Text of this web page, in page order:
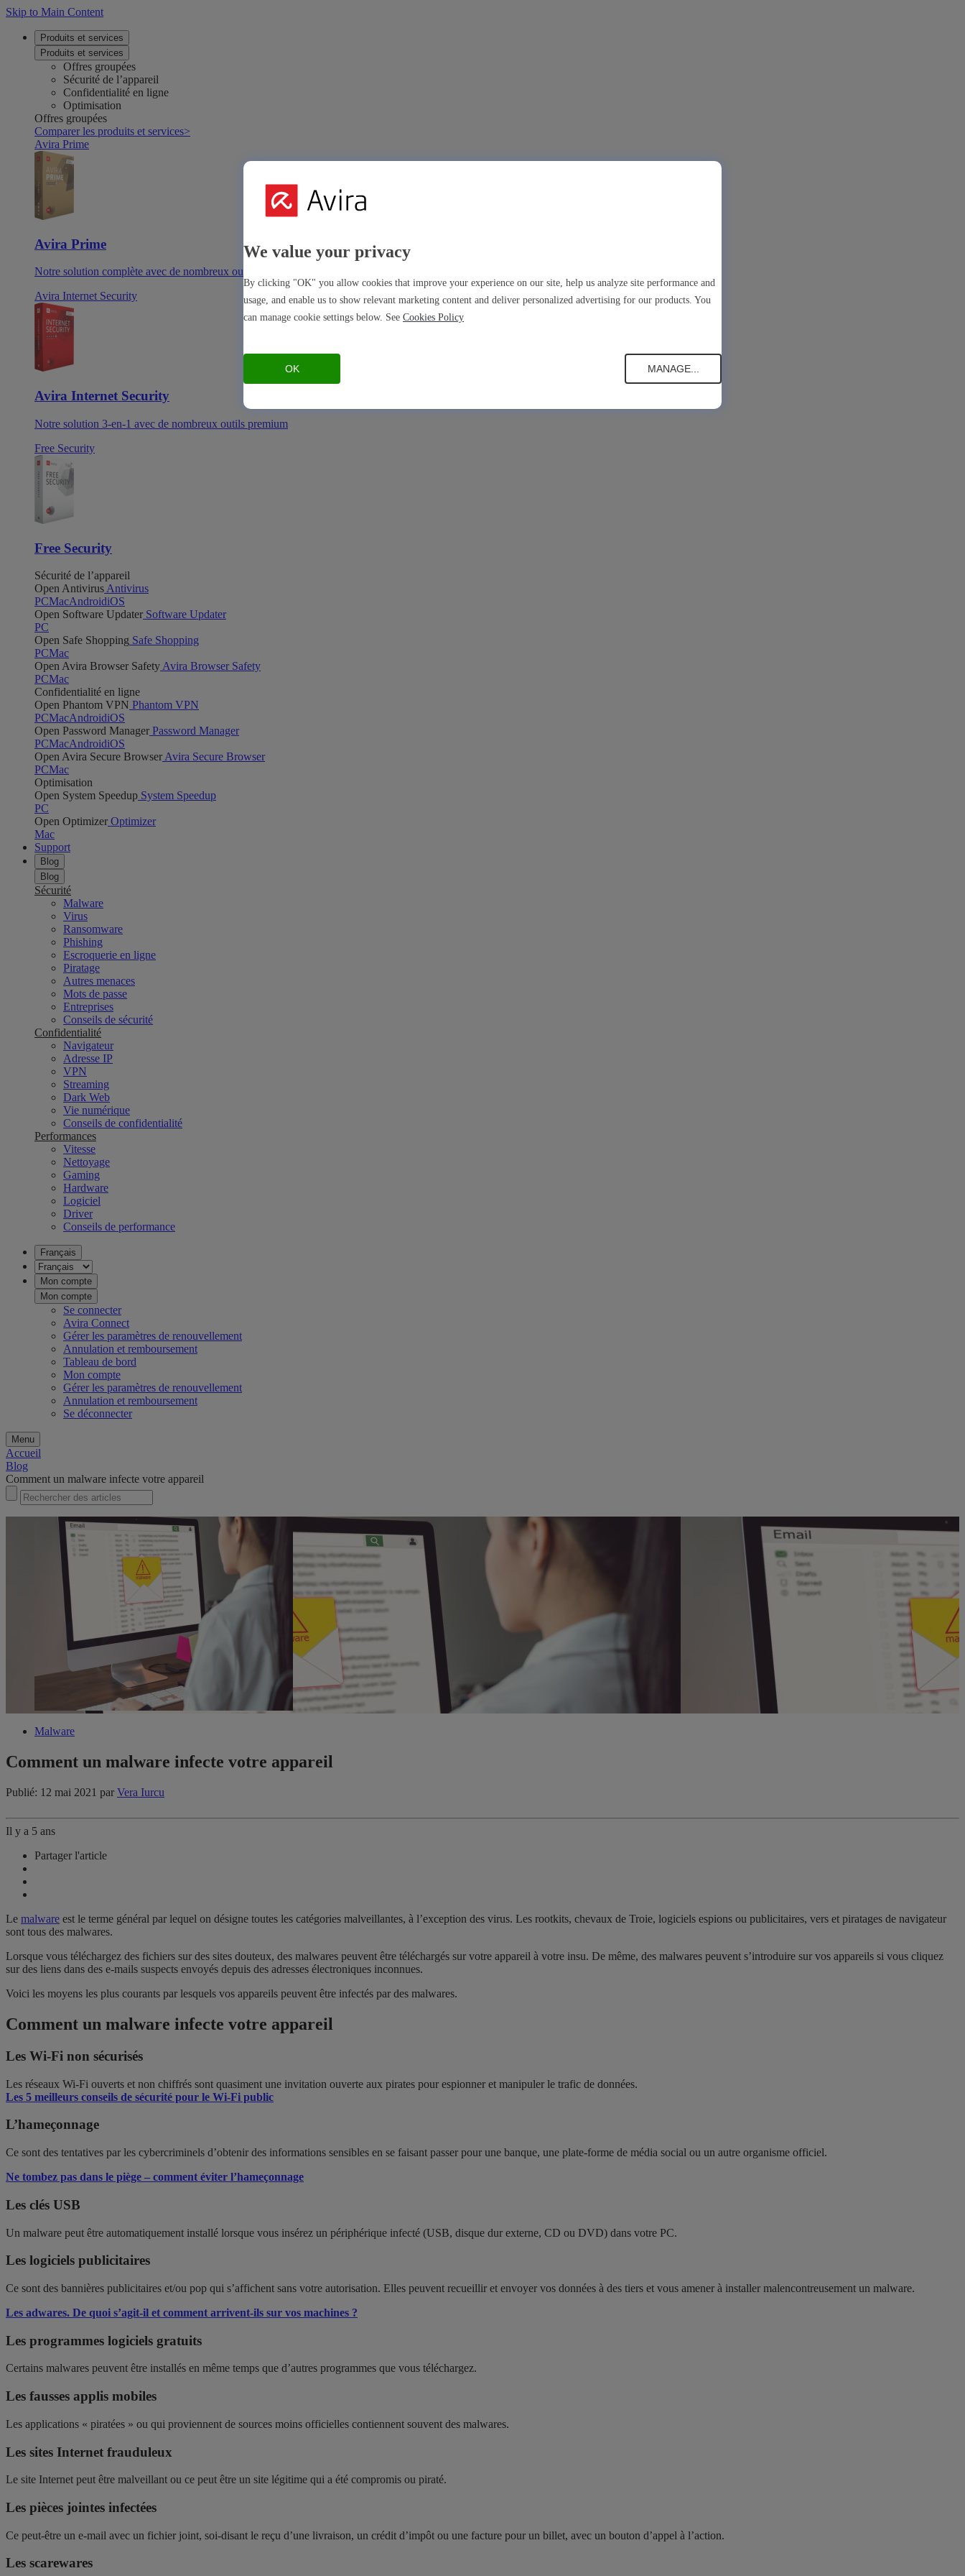
Skip to Main Content
Produits et services
Produits et services
Offres groupées
Sécurité de l’appareil
Confidentialité en ligne
Optimisation
Offres groupées
Comparer les produits et services>
Avira Prime
Avira Prime
Notre solution complète avec de nombreux outils et applications premium
Avira Internet Security
Avira Internet Security
Notre solution 3-en-1 avec de nombreux outils premium
Free Security
Free Security
Sécurité de l’appareil
Open Antivirus Antivirus
PCMacAndroidiOS
Open Software Updater Software Updater
PC
Open Safe Shopping Safe Shopping
PCMac
Open Avira Browser Safety Avira Browser Safety
PCMac
Confidentialité en ligne
Open Phantom VPN Phantom VPN
PCMacAndroidiOS
Open Password Manager Password Manager
PCMacAndroidiOS
Open Avira Secure Browser Avira Secure Browser
PCMac
Optimisation
Open System Speedup System Speedup
PC
Open Optimizer Optimizer
Mac
Support
Blog
Blog
Sécurité
Malware
Virus
Ransomware
Phishing
Escroquerie en ligne
Piratage
Autres menaces
Mots de passe
Entreprises
Conseils de sécurité
Confidentialité
Navigateur
Adresse IP
VPN
Streaming
Dark Web
Vie numérique
Conseils de confidentialité
Performances
Vitesse
Nettoyage
Gaming
Hardware
Logiciel
Driver
Conseils de performance
Français
Mon compte
Mon compte
Se connecter
Avira Connect
Gérer les paramètres de renouvellement
Annulation et remboursement
Tableau de bord
Mon compte
Gérer les paramètres de renouvellement
Annulation et remboursement
Se déconnecter
Menu
Accueil
Blog
Comment un malware infecte votre appareil
Malware
Comment un malware infecte votre appareil
Publié: 12 mai 2021 par Vera Iurcu
Il y a 5 ans
Partager l'article
Le malware est le terme général par lequel on désigne toutes les catégories malveillantes, à l’exception des virus. Les rootkits, chevaux de Troie, logiciels espions ou publicitaires, vers et piratages de navigateur
sont tous des malwares.
Lorsque vous téléchargez des fichiers sur des sites douteux, des malwares peuvent être téléchargés sur votre appareil à votre insu. De même, des malwares peuvent s’introduire sur vos appareils si vous cliquez
sur des liens dans des e-mails suspects envoyés depuis des adresses électroniques inconnues.
Voici les moyens les plus courants par lesquels vos appareils peuvent être infectés par des malwares.
Comment un malware infecte votre appareil
Les Wi-Fi non sécurisés
Les réseaux Wi-Fi ouverts et non chiffrés sont quasiment une invitation ouverte aux pirates pour espionner et manipuler le trafic de données.
Les 5 meilleurs conseils de sécurité pour le Wi-Fi public
L’hameçonnage
Ce sont des tentatives par les cybercriminels d’obtenir des informations sensibles en se faisant passer pour une banque, une plate-forme de média social ou un autre organisme officiel.
Ne tombez pas dans le piège – comment éviter l’hameçonnage
Les clés USB
Un malware peut être automatiquement installé lorsque vous insérez un périphérique infecté (USB, disque dur externe, CD ou DVD) dans votre PC.
Les logiciels publicitaires
Ce sont des bannières publicitaires et/ou pop qui s’affichent sans votre autorisation. Elles peuvent recueillir et envoyer vos données à des tiers et vous amener à installer malencontreusement un malware.
Les adwares. De quoi s’agit-il et comment arrivent-ils sur vos machines ?
Les programmes logiciels gratuits
Certains malwares peuvent être installés en même temps que d’autres programmes que vous téléchargez.
Les fausses applis mobiles
Les applications « piratées » ou qui proviennent de sources moins officielles contiennent souvent des malwares.
Les sites Internet frauduleux
Le site Internet peut être malveillant ou ce peut être un site légitime qui a été compromis ou piraté.
Les pièces jointes infectées
Ce peut-être un e-mail avec un fichier joint, soi-disant le reçu d’une livraison, un crédit d’impôt ou une facture pour un billet, avec un bouton d’appel à l’action.
Les scarewares
We value your privacy
By clicking "OK" you allow cookies that improve your experience on our site, help us analyze site performance and
usage, and enable us to show relevant marketing content and deliver personalized advertising for our products. You
can manage cookie settings below. See Cookies Policy
OK MANAGE...